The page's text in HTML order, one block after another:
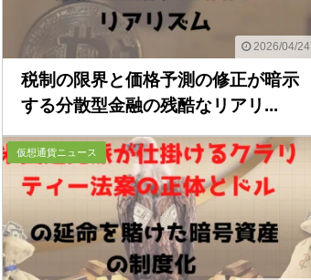
2026/04/24
税制の限界と価格予測の修正が暗示
する分散型金融の残酷なリアリ...
仮想通貨ニュース